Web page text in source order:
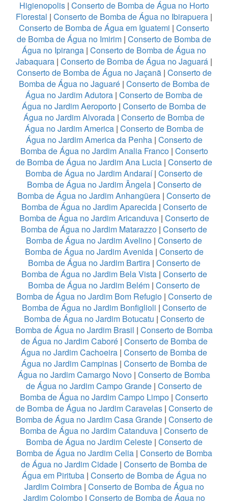
Higienopolis| Conserto de Bomba de Água no Horto
Florestal | Conserto de Bomba de Água no Ibirapuera |
Conserto de Bomba de Água em Iguatemi | Conserto
de Bomba de Água no Imirim | Conserto de Bomba de
Água no Ipiranga | Conserto de Bomba de Água no
Jabaquara | Conserto de Bomba de Água no Jaguará |
Conserto de Bomba de Água no Jaçanã| Conserto de
Bomba de Água no Jaguaré| Conserto de Bomba de
Água no Jardim Adutora | Conserto de Bomba de
Água no Jardim Aeroporto | Conserto de Bomba de
Água no Jardim Alvorada | Conserto de Bomba de
Água no Jardim America| Conserto de Bomba de
Água no Jardim America da Penha| Conserto de
Bomba de Água no Jardim Analia Franco| Conserto
de Bomba de Água no Jardim Ana Lucia | Conserto de
Bomba de Água no Jardim Andaraí| Conserto de
Bomba de Água no Jardim Ângela| Conserto de
Bomba de Água no Jardim Anhangüera | Conserto de
Bomba de Água no Jardim Aparecida| Conserto de
Bomba de Água no Jardim Aricanduva| Conserto de
Bomba de Água no Jardim Matarazzo | Conserto de
Bomba de Água no Jardim Avelino | Conserto de
Bomba de Água no Jardim Avenida| Conserto de
Bomba de Água no Jardim Bartira| Conserto de
Bomba de Água no Jardim Bela Vista| Conserto de
Bomba de Água no Jardim Belém | Conserto de
Bomba de Água no Jardim Bom Refugio| Conserto de
Bomba de Água no Jardim Bonfiglioli | Conserto de
Bomba de Água no Jardim Botucatu | Conserto de
Bomba de Água no Jardim Brasil | Conserto de Bomba
de Água no Jardim Caboré| Conserto de Bomba de
Água no Jardim Cachoeira | Conserto de Bomba de
Água no Jardim Campinas| Conserto de Bomba de
Água no Jardim Camargo Novo | Conserto de Bomba
de Água no Jardim Campo Grande | Conserto de
Bomba de Água no Jardim Campo Limpo | Conserto
de Bomba de Água no Jardim Caravelas| Conserto de
Bomba de Água no Jardim Casa Grande| Conserto de
Bomba de Água no Jardim Catanduva | Conserto de
Bomba de Água no Jardim Celeste| Conserto de
Bomba de Água no Jardim Celia| Conserto de Bomba
de Água no Jardim Cidade | Conserto de Bomba de
Água em Pirituba| Conserto de Bomba de Água no
Jardim Coimbra| Conserto de Bomba de Água no
Jardim Colombo| Conserto de Bomba de Água no